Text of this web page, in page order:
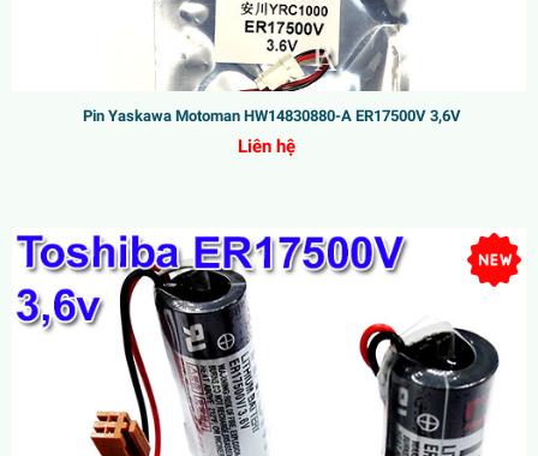
Pin Yaskawa Motoman HW14830880-A ER17500V 3,6V
Liên hệ